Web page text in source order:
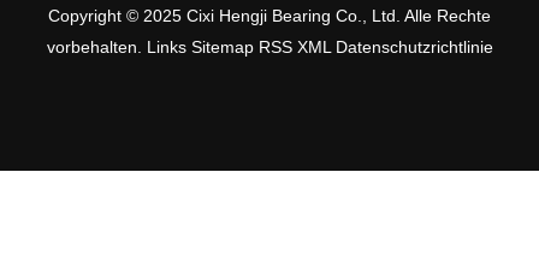
Copyright © 2025 Cixi Hengji Bearing Co., Ltd. Alle Rechte
vorbehalten. Links Sitemap RSS XML Datenschutzrichtlinie